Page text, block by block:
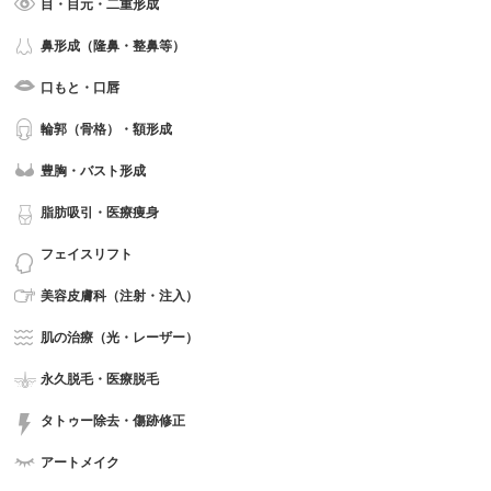
目・目元・二重形成
鼻形成（隆鼻・整鼻等）
口もと・口唇
輪郭（骨格）・額形成
豊胸・バスト形成
脂肪吸引・医療痩身
フェイスリフト
美容皮膚科（注射・注入）
肌の治療（光・レーザー）
永久脱毛・医療脱毛
タトゥー除去・傷跡修正
アートメイク